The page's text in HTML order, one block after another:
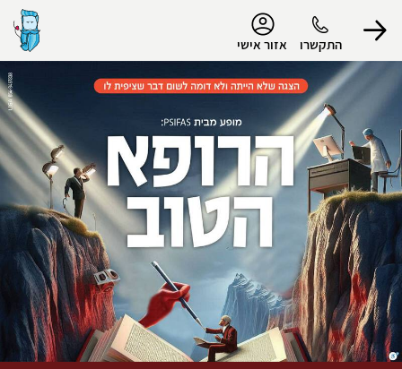
התקשרו אזור אישי
הפרופיל שלי
התנתק